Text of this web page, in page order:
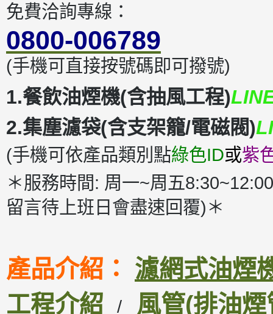
免費洽詢專線：
0800-006789
(手機可直接按號碼即可撥號)
1.餐飲油煙機(含抽風工程)
2.集塵濾袋(含支架籠/電磁閥)
(手機可依產品類別點綠色ID或紫
＊服務時間: 周一~周五
留言待上班日會盡速回覆)＊
產品介紹： 濾網式油煙
工程介紹
/ 風管(排油煙